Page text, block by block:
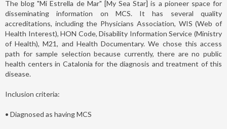
The blog "Mi Estrella de Mar" [My Sea Star] is a pioneer space for
disseminating information on MCS. It has several quality
accreditations, including the Physicians Association, WIS (Web of
Health Interest), HON Code, Disability Information Service (Ministry
of Health), M21, and Health Documentary. We chose this access
path for sample selection because currently, there are no public
health centers in Catalonia for the diagnosis and treatment of this
disease.
Inclusion criteria:
• Diagnosed as having MCS